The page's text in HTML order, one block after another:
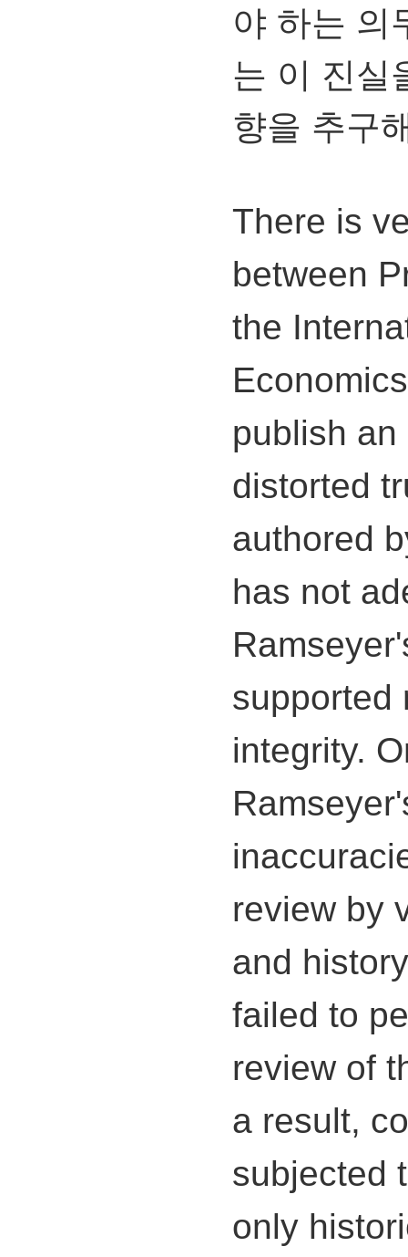
야 하는
는 이 진실
향을 추구
There is
between
the
publish
distorted
authored
has not
supported
integrity.
review by
and
failed to
review of
a result,
subjected
only